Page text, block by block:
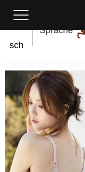
Deut
sch
Sprache